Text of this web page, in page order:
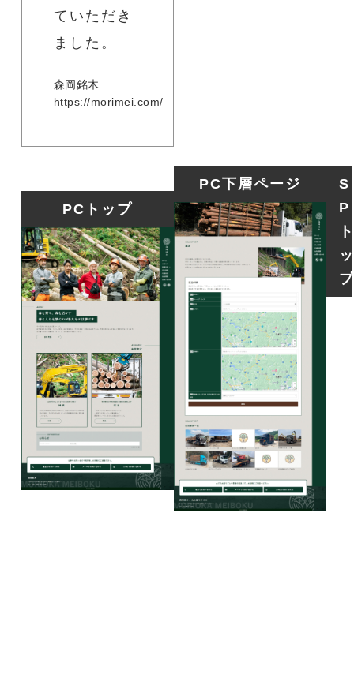
ていただき
ました。
森岡銘木
https://morimei.com/
PCトップ
PC下層ページ
S
P